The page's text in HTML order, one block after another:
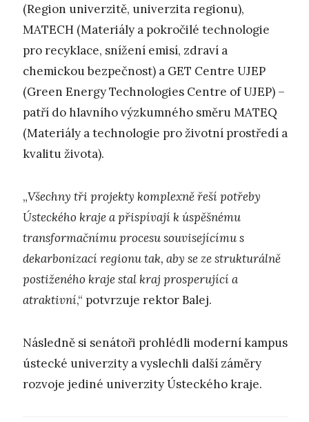
(Region univerzitě, univerzita regionu),
MATECH (Materiály a pokročilé technologie
pro recyklace, snížení emisí, zdraví a
chemickou bezpečnost) a GET Centre UJEP
(Green Energy Technologies Centre of UJEP) –
patří do hlavního výzkumného směru MATEQ
(Materiály a technologie pro životní prostředí a
kvalitu života).
„Všechny tři projekty komplexně řeší potřeby
Ústeckého kraje a přispívají k úspěšnému
transformačnímu procesu souvisejícímu s
dekarbonizací regionu tak, aby se ze strukturálně
postiženého kraje stal kraj prosperující a
atraktivní,“ potvrzuje rektor Balej.
Následně si senátoři prohlédli moderní kampus
ústecké univerzity a vyslechli další záměry
rozvoje jediné univerzity Ústeckého kraje.